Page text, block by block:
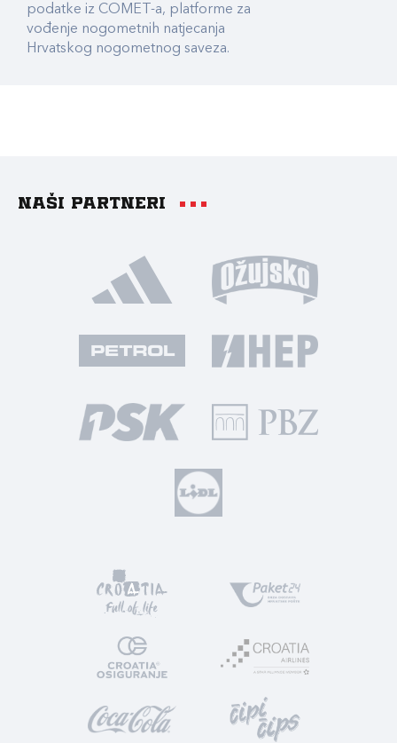
podatke iz COMET-a, platforme za
vođenje nogometnih natjecanja
Hrvatskog nogometnog saveza.
Naši partneri